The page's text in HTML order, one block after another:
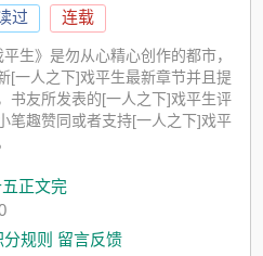
过 连载
平生》是勿从心精心创作的都市，
[一人之下]戏平生最新章节并且提
书友所发表的[一人之下]戏平生评
笔趣赞同或者支持[一人之下]戏平
正文完
分规则 留言反馈